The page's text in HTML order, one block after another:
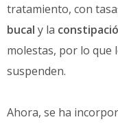
tratamiento, con
bucal y la
molestas, por lo que
suspenden.
Ahora, se ha